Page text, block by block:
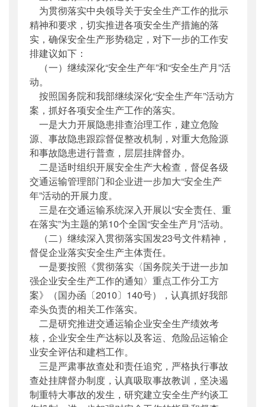
为贯彻落实中央领导关于安全生产工作的批示
精神和要求，切实推进各项安全生产措施的落
实，确保安全生产形势稳定，对下一步的工作安
排建议如下：
（一）继续深化“安全生产年”和“安全生产月”活
动。
按照国务院和我部继续深化“安全生产年”活动方
案，抓好各项安全生产工作的落实。
一是大力开展隐患排查治理工作，建立危险
源、事故隐患跟踪督促整改机制，对重大危险源
和事故隐患进行普查，层层挂牌督办。
二是适时组织开展安全生产大检查，督促各级
交通运输管理部门和企业进一步加大“安全生产
年”活动的开展力度。
三是在交通运输系统深入开展以“安全责任、重
在落实”为主题的第10个全国“安全生产月”活动。
（二）继续深入贯彻落实国发23号文件精神，
督促企业落实安全生产主体责任。
一是要按照《贯彻落实〈国务院关于进一步加
强企业安全生产工作的通知〉重点工作分工方
案》（国办函〔2010〕140号），认真抓好我部
牵头负责的相关工作落实。
二是研究推进交通运输企业安全生产绩效考
核，企业安全生产达标以及客运、危险品运输企
业安全评估和建档工作。
三是严肃事故查处和责任追究，严格执行事故
查处挂牌督办制度，认真吸取事故教训，坚决遏
制重特大事故的发生，研究建立安全生产约谈工